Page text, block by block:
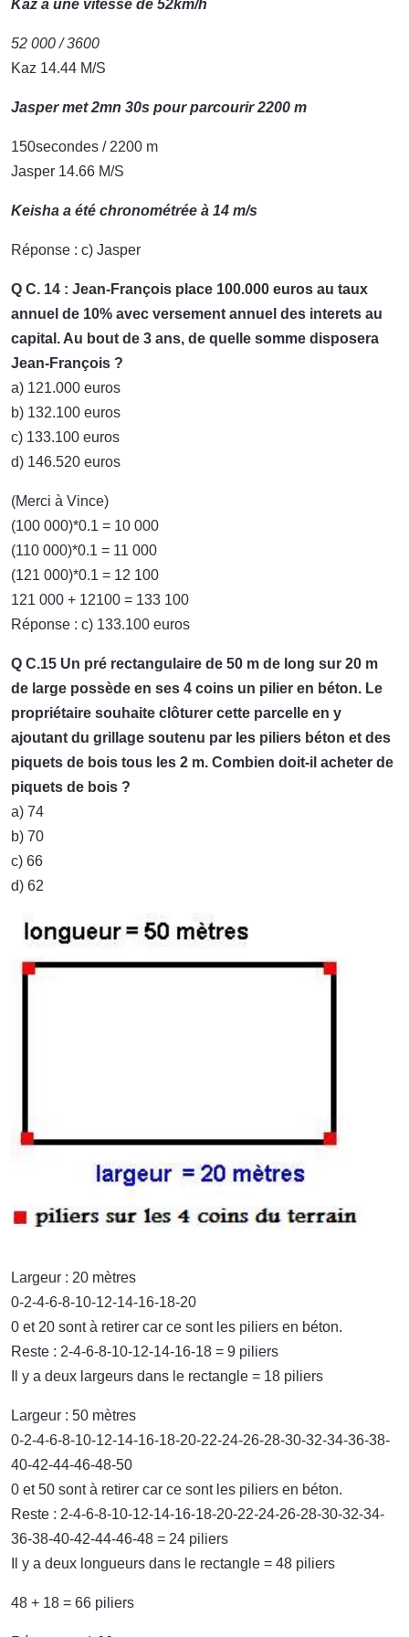
Kaz a une vitesse de 52km/h
52 000 / 3600
Kaz 14.44 M/S
Jasper met 2mn 30s pour parcourir 2200 m
150secondes / 2200 m
Jasper 14.66 M/S
Keisha a été chronométrée à 14 m/s
Réponse : c) Jasper
Q C. 14 : Jean-François place 100.000 euros au taux
annuel de 10% avec versement annuel des interets au
capital. Au bout de 3 ans, de quelle somme disposera
Jean-François ?
a) 121.000 euros
b) 132.100 euros
c) 133.100 euros
d) 146.520 euros
(Merci à Vince)
(100 000)*0.1 = 10 000
(110 000)*0.1 = 11 000
(121 000)*0.1 = 12 100
121 000 + 12100 = 133 100
Réponse : c) 133.100 euros
Q C.15 Un pré rectangulaire de 50 m de long sur 20 m
de large possède en ses 4 coins un pilier en béton. Le
propriétaire souhaite clôturer cette parcelle en y
ajoutant du grillage soutenu par les piliers béton et des
piquets de bois tous les 2 m. Combien doit-il acheter de
piquets de bois ?
a) 74
b) 70
c) 66
d) 62
Largeur : 20 mètres
0-2-4-6-8-10-12-14-16-18-20
0 et 20 sont à retirer car ce sont les piliers en béton.
Reste : 2-4-6-8-10-12-14-16-18 = 9 piliers
Il y a deux largeurs dans le rectangle = 18 piliers
Largeur : 50 mètres
0-2-4-6-8-10-12-14-16-18-20-22-24-26-28-30-32-34-36-38-
40-42-44-46-48-50
0 et 50 sont à retirer car ce sont les piliers en béton.
Reste : 2-4-6-8-10-12-14-16-18-20-22-24-26-28-30-32-34-
36-38-40-42-44-46-48 = 24 piliers
Il y a deux longueurs dans le rectangle = 48 piliers
48 + 18 = 66 piliers